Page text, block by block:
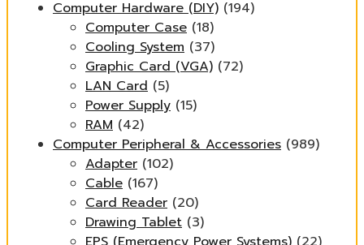
Computer Hardware (DIY) (194)
Computer Case (18)
Cooling System (37)
Graphic Card (VGA) (72)
LAN Card (5)
Power Supply (15)
RAM (42)
Computer Peripheral & Accessories (989)
Adapter (102)
Cable (167)
Card Reader (20)
Drawing Tablet (3)